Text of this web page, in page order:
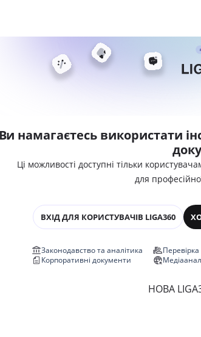
Ви намагаєтесь використати
Ці можливості доступні тільки
для
ВХІД ДЛЯ КОРИСТУВАЧІВ LIGA360
Законодавство та аналітика
Корпоративні документи
НОВА